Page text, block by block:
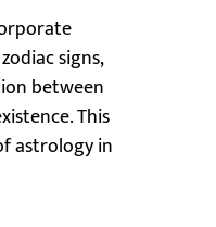
signs,
between
This
astrology in